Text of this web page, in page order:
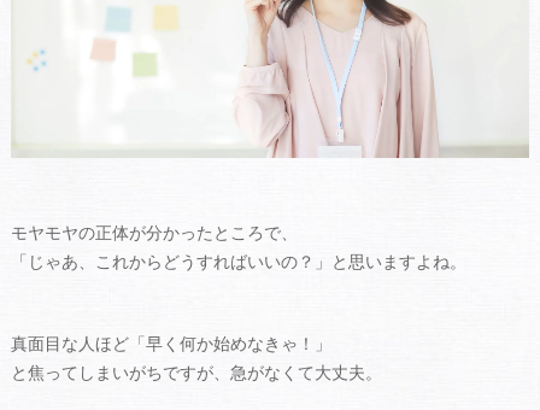
モヤモヤの正体が分かったところで、
「じゃあ、これからどうすればいいの？」と思いますよね。
真面目な人ほど「早く何か始めなきゃ！」
と焦ってしまいがちですが、急がなくて大丈夫。